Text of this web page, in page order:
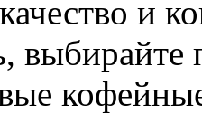
и
выбирайте